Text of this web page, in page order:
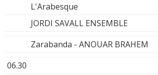
L'Arabesque
JORDI SAVALL ENSEMBLE
Zarabanda - ANOUAR BRAHEM
06.30